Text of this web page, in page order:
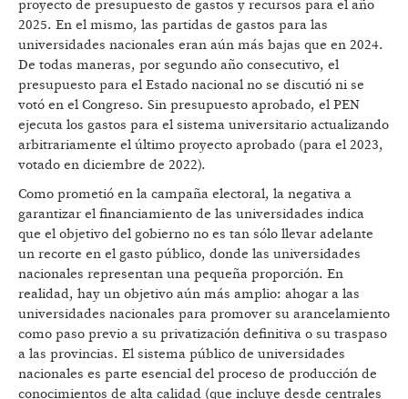
proyecto de presupuesto de gastos y recursos para el año
2025. En el mismo, las partidas de gastos para las
universidades nacionales eran aún más bajas que en 2024.
De todas maneras, por segundo año consecutivo, el
presupuesto para el Estado nacional no se discutió ni se
votó en el Congreso. Sin presupuesto aprobado, el PEN
ejecuta los gastos para el sistema universitario actualizando
arbitrariamente el último proyecto aprobado (para el 2023,
votado en diciembre de 2022).
Como prometió en la campaña electoral, la negativa a
garantizar el financiamiento de las universidades indica
que el objetivo del gobierno no es tan sólo llevar adelante
un recorte en el gasto público, donde las universidades
nacionales representan una pequeña proporción. En
realidad, hay un objetivo aún más amplio: ahogar a las
universidades nacionales para promover su arancelamiento
como paso previo a su privatización definitiva o su traspaso
a las provincias. El sistema público de universidades
nacionales es parte esencial del proceso de producción de
conocimientos de alta calidad (que incluye desde centrales